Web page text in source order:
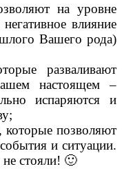
на уровне
негативное влияние
Вашего рода)
разваливают
настоящем –
испаряются и
которые позволяют
и ситуации.
стояли! 🙂